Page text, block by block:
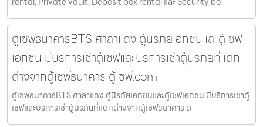
ตู้เซฟธนาคารBTS ศาลาแดง ตู้นิรภัยเอกชนและตู้เซฟ
เอกชน มีบริการเช่าตู้เซฟและบริการเช่าตู้นิรภัยที่แตก
ต่างจากตู้เซฟธนาคาร ตู้เซฟ.com
ตู้เซฟธนาคารBTS ศาลาแดง ตู้นิรภัยเอกชนและตู้เซฟเอกชน มีบริการเช่าตู้
เซฟและบริการเช่าตู้นิรภัยที่แตกต่างจากตู้เซฟธนาคาร ต